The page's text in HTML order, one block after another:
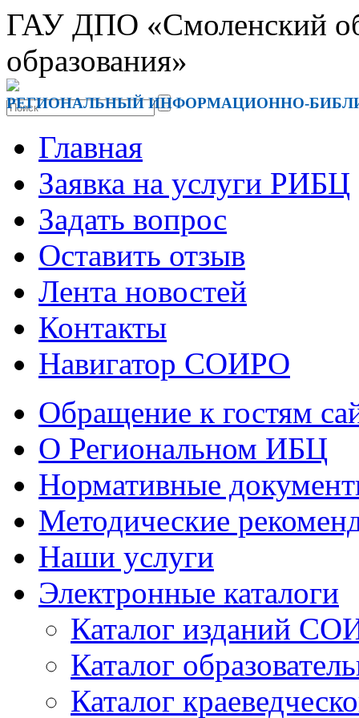
ГАУ ДПО «Смоленский
образования»
РЕГИОНАЛЬНЫЙ ИНФОРМАЦИОННО-
Главная
Заявка на услуги РИБЦ
Задать вопрос
Оставить отзыв
Лента новостей
Контакты
Навигатор СОИРО
Обращение к гостям
О Региональном ИБЦ
Нормативные
Методические
Наши услуги
Электронные каталоги
Каталог изданий
Каталог
Каталог